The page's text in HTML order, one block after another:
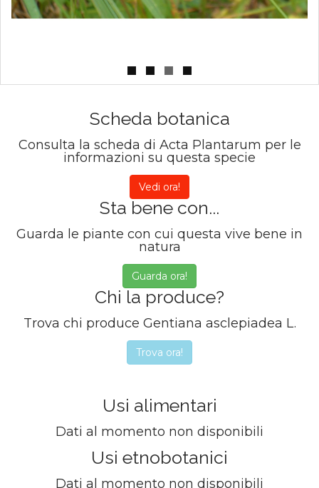
Scheda botanica
Consulta la scheda di Acta Plantarum per le
informazioni su questa specie
Vedi ora!
Sta bene con...
Guarda le piante con cui questa vive bene in
natura
Guarda ora!
Chi la produce?
Trova chi produce Gentiana asclepiadea L.
Trova ora!
Usi alimentari
Dati al momento non disponibili
Usi etnobotanici
Dati al momento non disponibili